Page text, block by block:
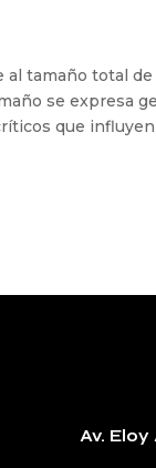
al tamaño total
se expresa
que influyen
Av.